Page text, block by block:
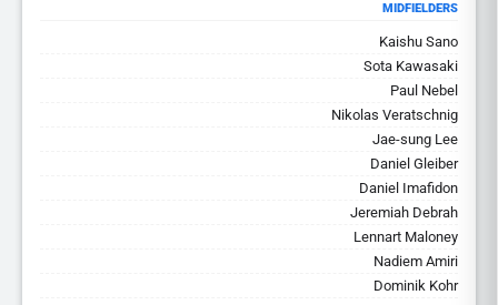
MIDFIELDERS
Kaishu Sano
Sota Kawasaki
Paul Nebel
Nikolas Veratschnig
Jae-sung Lee
Daniel Gleiber
Daniel Imafidon
Jeremiah Debrah
Lennart Maloney
Nadiem Amiri
Dominik Kohr